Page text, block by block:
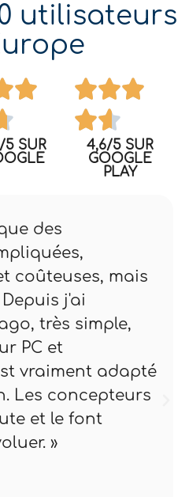
utilisateurs
5 SUR
4,6/5 SUR
GOOGLE
PLAY
des
coûteuses, mais
j'ai
très simple,
PC et
vraiment adapté
Les concepteurs
et le font
»